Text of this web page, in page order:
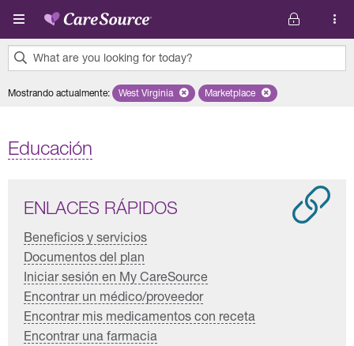
Pasar al contenido principal
What are you looking for today?
results
Mostrando actualmente: Remove selected state 'West Virginia'
West Virginia Remove selected plan
Marketplace
Educación
ENLACES RÁPIDOS
Beneficios y servicios
Documentos del plan
Iniciar sesión en My CareSource
Encontrar un médico/proveedor
Encontrar mis medicamentos con receta
Encontrar una farmacia